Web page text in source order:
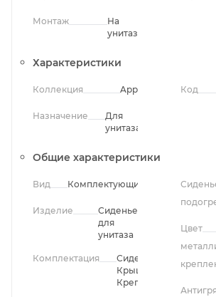
Монтаж
На
унитаз
Характеристики
Коллекция App
Назначение
Для
унитаза
Код
Общие характеристики
Вид Комплектующие
Изделие
Сиденье
для
унитаза
Комплектация
Сиденье,
Крышка,
Крепления
Цвет